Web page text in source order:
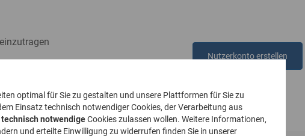
Nutzerkonto erstellen
oderanmelden
optimal für Sie zu gestalten und unsere Plattformen für Sie zu
Einsatz technisch notwendiger Cookies, der Verarbeitung aus
technisch notwendigeCookies zulassen wollen. Weitere Informationen,
und erteilte Einwilligung zu widerrufen finden Sie in unserer